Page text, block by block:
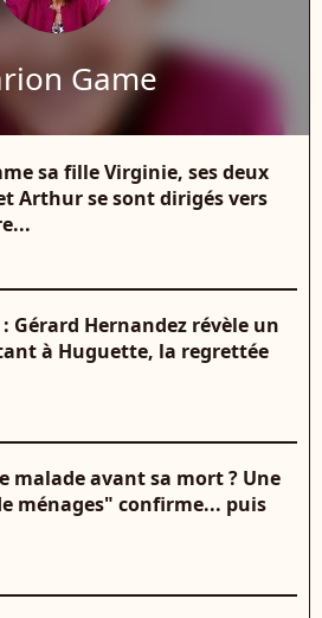
Game
sa fille Virginie, ses deux
Arthur se sont dirigés vers
Gérard Hernandez révèle un
à Huguette, la regrettée
malade avant sa mort ? Une
ménages" confirme... puis